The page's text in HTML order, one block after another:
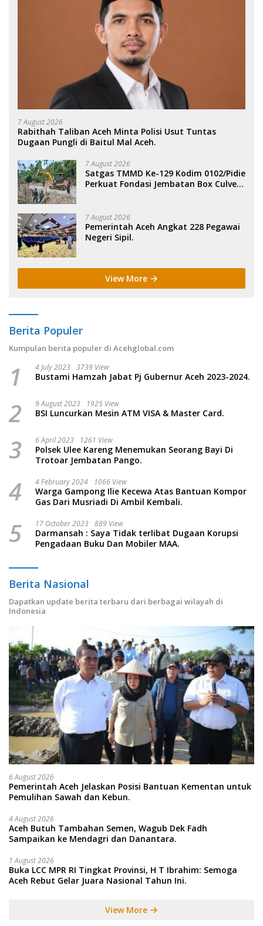
7 August 2026
Rabithah Taliban Aceh Minta Polisi Usut Tuntas
Dugaan Pungli di Baitul Mal Aceh.
7 August 2026
Satgas TMMD Ke-129 Kodim 0102/Pidie
Perkuat Fondasi Jembatan Box Culvert
7 August 2026
Pemerintah Aceh Angkat 228 Pegawai
Negeri Sipil.
View More
Berita Populer
Kumpulan berita populer di Acehglobal.com
1 4 July 2023 3739 View
Bustami Hamzah Jabat Pj Gubernur Aceh 2023-2024.
2 9 August 2023 1925 View
BSI Luncurkan Mesin ATM VISA & Master Card.
3 6 April 2023 1261 View
Polsek Ulee Kareng Menemukan Seorang Bayi Di
Trotoar Jembatan Pango.
4 4 February 2024 1066 View
Warga Gampong Ilie Kecewa Atas Bantuan Kompor
Gas Dari Musriadi Di Ambil Kembali.
5 17 October 2023 889 View
Darmansah : Saya Tidak terlibat Dugaan Korupsi
Pengadaan Buku Dan Mobiler MAA.
Berita Nasional
Dapatkan update berita terbaru dari berbagai wilayah di
Indonesia
6 August 2026
Pemerintah Aceh Jelaskan Posisi Bantuan Kementan untuk
Pemulihan Sawah dan Kebun.
4 August 2026
Aceh Butuh Tambahan Semen, Wagub Dek Fadh
Sampaikan ke Mendagri dan Danantara.
1 August 2026
Buka LCC MPR RI Tingkat Provinsi, H T Ibrahim: Semoga
Aceh Rebut Gelar Juara Nasional Tahun Ini.
View More